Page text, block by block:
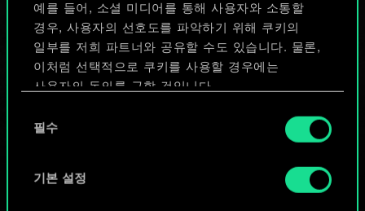
예를 들어, 소셜 미디어를 통해 사용자와 소통할
경우, 사용자의 선호도를 파악하기 위해 쿠키의
일부를 저희 파트너와 공유할 수도 있습니다. 물론,
이처럼 선택적으로 쿠키를 사용할 경우에는
사용자의 동의를 구할 것입니다.
쿠키 사용에 관한 세부 사항이나 관련 설정은 아래의
필수
기본 설정
또는
커뮤니티 덱 둘러보기